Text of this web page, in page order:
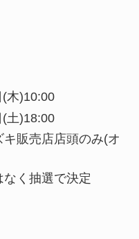
木)10:00
土)18:00
販売店店頭のみ(オ
く抽選で決定